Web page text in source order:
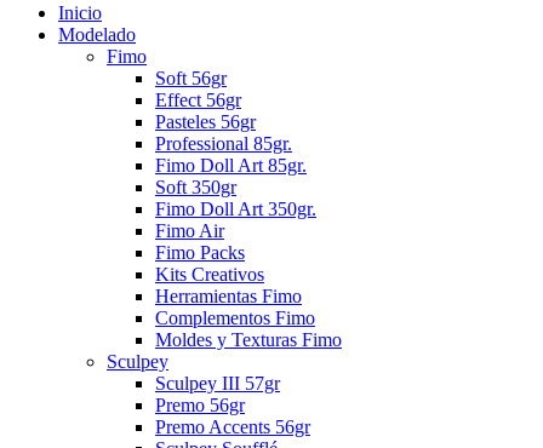
Inicio
Modelado
Fimo
Soft 56gr
Effect 56gr
Pasteles 56gr
Professional 85gr.
Fimo Doll Art 85gr.
Soft 350gr
Fimo Doll Art 350gr.
Fimo Air
Fimo Packs
Kits Creativos
Herramientas Fimo
Complementos Fimo
Moldes y Texturas Fimo
Sculpey
Sculpey III 57gr
Premo 56gr
Premo Accents 56gr